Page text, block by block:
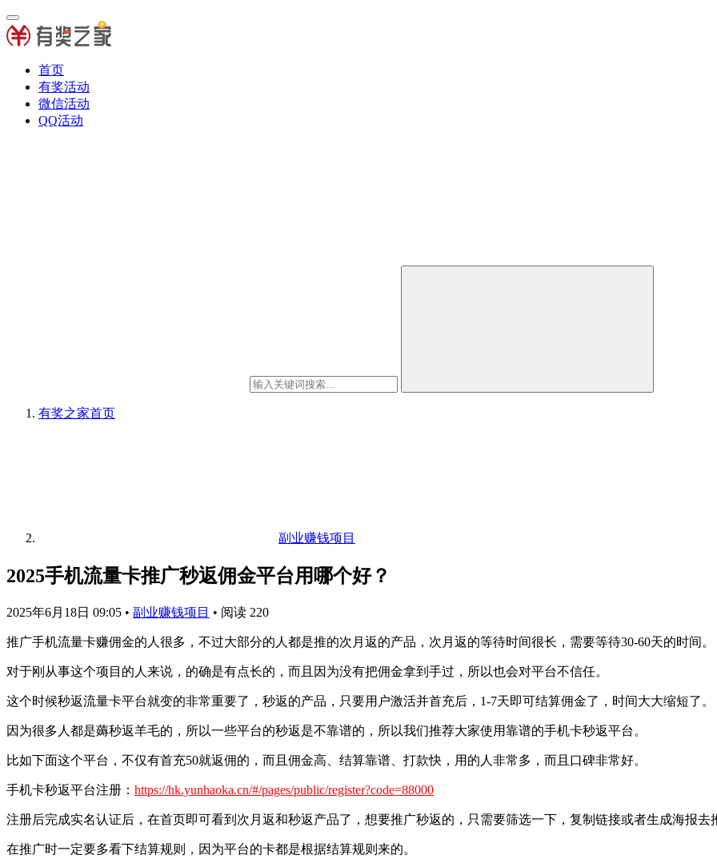
首页
有奖活动
微信活动
QQ活动
有奖之家首页
副业赚钱项目
2025手机流量卡推广秒返佣金平台用哪个好？
2025年6月18日 09:05 • 副业赚钱项目 • 阅读 220
推广手机流量卡赚佣金的人很多，不过大部分的人都是推的次月返的产品，次月返的等待时间很长，需要等待30-60天的时间。
对于刚从事这个项目的人来说，的确是有点长的，而且因为没有把佣金拿到手过，所以也会对平台不信任。
这个时候秒返流量卡平台就变的非常重要了，秒返的产品，只要用户激活并首充后，1-7天即可结算佣金了，时间大大缩短了。
因为很多人都是薅秒返羊毛的，所以一些平台的秒返是不靠谱的，所以我们推荐大家使用靠谱的手机卡秒返平台。
比如下面这个平台，不仅有首充50就返佣的，而且佣金高、结算靠谱、打款快，用的人非常多，而且口碑非常好。
手机卡秒返平台注册： https://hk.yunhaoka.cn/#/pages/public/register?code=88000
注册后完成实名认证后，在首页即可看到次月返和秒返产品了，想要推广秒返的，只需要筛选一下，复制链接或者生成海报去
在推广时一定要多看下结算规则，因为平台的卡都是根据结算规则来的。